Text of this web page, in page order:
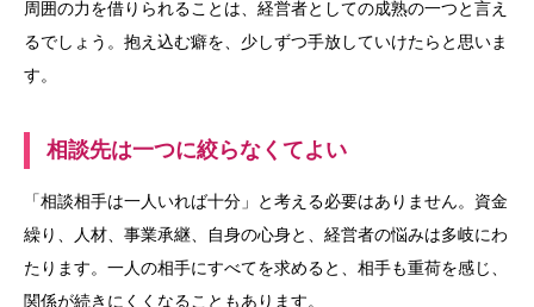
周囲の力を借りられることは、経営者としての成熟の一つと言え
るでしょう。抱え込む癖を、少しずつ手放していけたらと思いま
す。
相談先は一つに絞らなくてよい
「相談相手は一人いれば十分」と考える必要はありません。資金
繰り、人材、事業承継、自身の心身と、経営者の悩みは多岐にわ
たります。一人の相手にすべてを求めると、相手も重荷を感じ、
関係が続きにくくなることもあります。